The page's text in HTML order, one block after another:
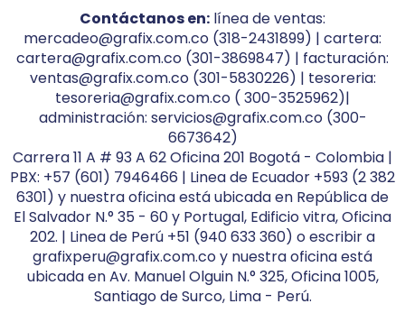
Contáctanos en: línea de ventas:
mercadeo@grafix.com.co (318-2431899) | cartera:
cartera@grafix.com.co (301-3869847) | facturación:
ventas@grafix.com.co (301-5830226) | tesoreria:
tesoreria@grafix.com.co ( 300-3525962)|
administración: servicios@grafix.com.co (300-
6673642)
Carrera 11 A # 93 A 62 Oficina 201 Bogotá - Colombia |
PBX: +57 (601) 7946466 | Linea de Ecuador +593 (2 382
6301) y nuestra oficina está ubicada en República de
El Salvador N.° 35 - 60 y Portugal, Edificio vitra, Oficina
202. | Linea de Perú +51 (940 633 360) o escribir a
grafixperu@grafix.com.co y nuestra oficina está
ubicada en Av. Manuel Olguin N.° 325, Oficina 1005,
Santiago de Surco, Lima - Perú.